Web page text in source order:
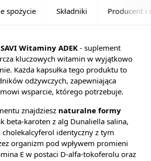
spożycie Składniki Producent i
Witaminy ADEK - suplement
kluczowych witamin w wyjątkowo
Każda kapsułka tego produktu to
odżywczych, zapewniająca
wsparcie, którego potrzebuje.
znajdziesz naturalne formy
beta-karoten z alg Dunaliella salina,
identyczny z tym
organizm pod wpływem promieni
E w postaci D-alfa-tokoferolu oraz